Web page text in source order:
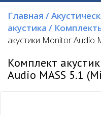
Главная /
акустика /
акустики Monitor Audio
Комплект
Audio MASS 5.1